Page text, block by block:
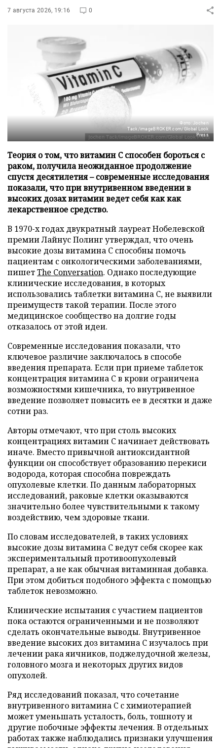
7 августа 2026, 19:16 0
Фото: Jochen
Tack/imageBROKER.com/Global Look
Press
Теория о том, что витамин C способен бороться с
раком, получила неожиданное продолжение
спустя десятилетия – современные исследования
показали, что при внутривенном введении в
высоких дозах витамин ведет себя как как
лекарственное средство.
В 1970-х годах двукратный лауреат Нобелевской
премии Лайнус Полинг утверждал, что очень
высокие дозы витамина C способны помочь
пациентам с онкологическими заболеваниями,
пишетThe Conversation. Однако последующие
клинические исследования, в которых
использовались таблетки витамина C, не выявили
преимуществ такой терапии. После этого
медицинское сообщество на долгие годы
отказалось от этой идеи.
Современные исследования показали, что
ключевое различие заключалось в способе
введения препарата. Если при приеме таблеток
концентрация витамина C в крови ограничена
возможностями кишечника, то внутривенное
введение позволяет повысить ее в десятки и даже
сотни раз.
Авторы отмечают, что при столь высоких
концентрациях витамин C начинает действовать
иначе. Вместо привычной антиоксидантной
функции он способствует образованию перекиси
водорода, которая способна повреждать
опухолевые клетки. По данным лабораторных
исследований, раковые клетки оказываются
значительно более чувствительными к такому
воздействию, чем здоровые ткани.
По словам исследователей, в таких условиях
высокие дозы витамина C ведут себя скорее как
экспериментальный противоопухолевый
препарат, а не как обычная витаминная добавка.
При этом добиться подобного эффекта с помощью
таблеток невозможно.
Клинические испытания с участием пациентов
пока остаются ограниченными и не позволяют
сделать окончательные выводы. Внутривенное
введение высоких доз витамина C изучалось при
лечении рака яичников, поджелудочной железы,
головного мозга и некоторых других видов
опухолей.
Ряд исследований показал, что сочетание
внутривенного витамина C с химиотерапией
может уменьшать усталость, боль, тошноту и
другие побочные эффекты лечения. В отдельных
работах также наблюдались признаки улучшения